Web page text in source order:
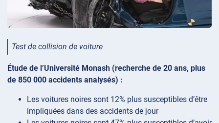
Test de collision de voiture
Étude de l’Université Monash (recherche de 20 ans, plus
de 850 000 accidents analysés) :
Les voitures noires sont 12% plus susceptibles d’être
impliquées dans des accidents de jour